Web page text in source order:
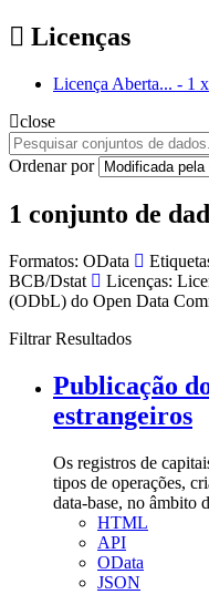
Licenças
Licença Aberta... - 1 x
close
Ordenar por
1 conjunto de
Formatos: OData
BCB/Dstat
Licenças:
(ODbL) do Open Data
Filtrar Resultados
Publicação
estrangeiros
Os registros de
tipos de operações,
data-base, no âmbito
HTML
API
OData
JSON